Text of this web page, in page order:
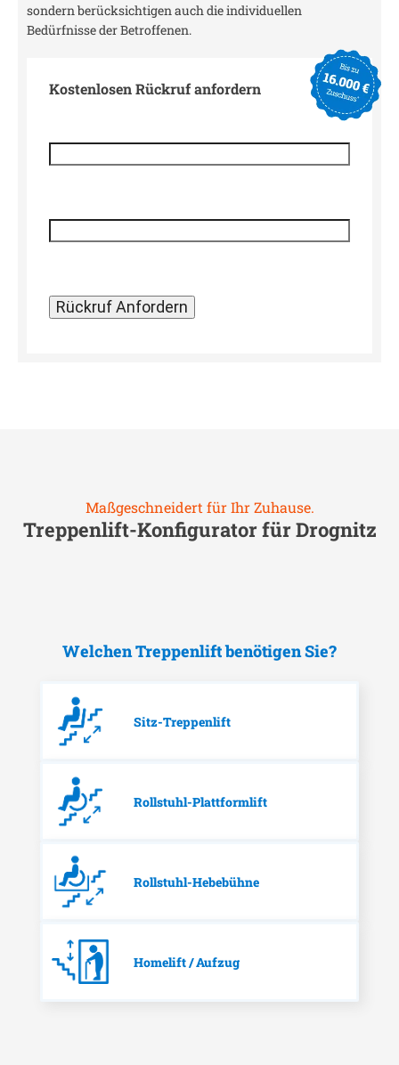
sondern berücksichtigen auch die individuellen
Bedürfnisse der Betroffenen.
Kostenlosen Rückruf anfordern
Maßgeschneidert für Ihr Zuhause.
Treppenlift-Konfigurator fürDrognitz
Welchen Treppenlift benötigen Sie?
Sitz-Treppenlift
Rollstuhl-Plattformlift
Rollstuhl-Hebebühne
Homelift / Aufzug